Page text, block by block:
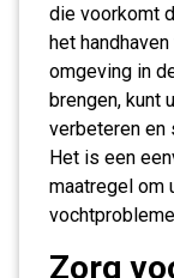
die voorkomt
het
omgeving in
brengen, kunt
verbeteren en
Het is een
maatregel om
Zorg